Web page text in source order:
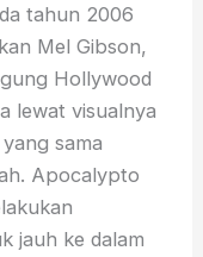
tahun 2006
Mel Gibson,
Hollywood
lewat visualnya
sama
Apocalypto
jauh ke dalam